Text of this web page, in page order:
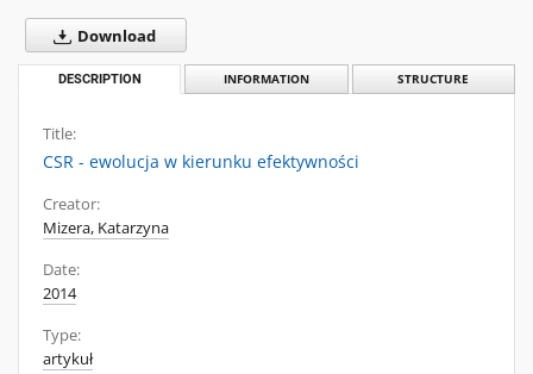
Download
DESCRIPTION INFORMATION STRUCTURE
Title:
CSR - ewolucja w kierunku efektywności
Creator:
Mizera, Katarzyna
Date:
2014
Type:
artykuł